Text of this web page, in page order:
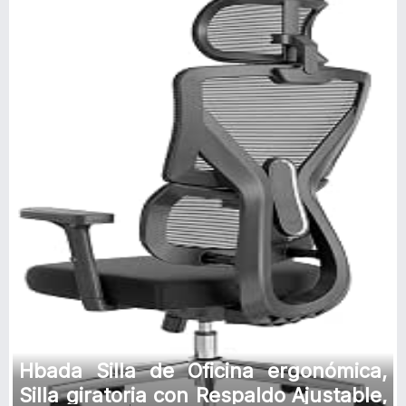
Hbada Silla de Oficina ergonómica,
Silla giratoria con Respaldo Ajustable,